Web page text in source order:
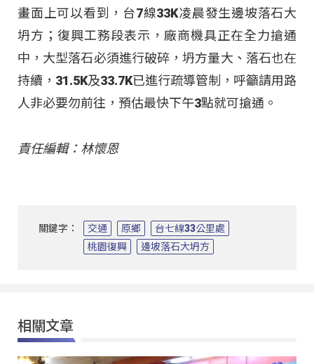
畫面上可以看到，台7線33K凌晨發生邊坡落石大
坍方；復興工務段表示，廠商機具正在全力搶通
中，大型落石必須進行破碎，坍方量大、落石也在
持續，31.5K及33.7K已進行疏導管制，呼籲請用路
人非必要勿前往，預估最快下午3點就可搶通。
責任編輯：林懷恩
關鍵字： 交通 原鄉
台七線33公里處
桃園復興
邊坡落石大坍方
相關文章